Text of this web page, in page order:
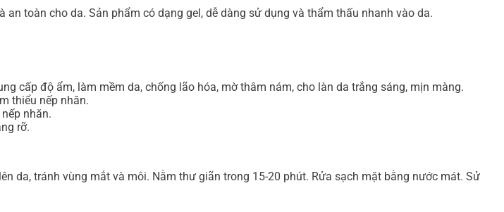
toàn cho da. Sản phẩm có dạng gel, dễ dàng sử dụng và thẩm thấu nhanh vào da.
cấp độ ẩm, làm mềm da, chống lão hóa, mờ thâm nám, cho làn da trắng sáng, mịn màng.
thiểu nếp nhăn.
nhăn.
rỡ.
da, tránh vùng mắt và môi. Nằm thư giãn trong 15-20 phút. Rửa sạch mặt bằng nước mát. Sử